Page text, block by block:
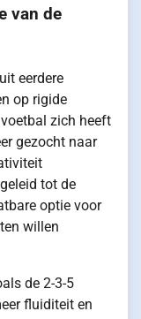
van de
eerdere
op rigide
zich heeft
gezocht naar
tot de
optie voor
willen
de 2-3-5
fluiditeit en